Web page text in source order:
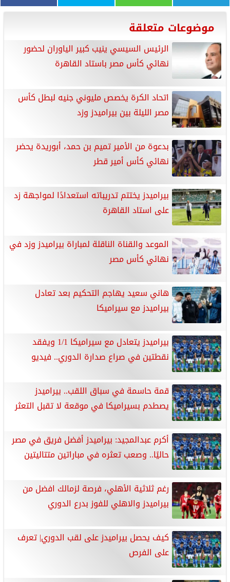
موضوعات متعلقة
الرئيس السيسي ينيب كبير الياوران لحضور
نهائي كأس مصر باستاد القاهرة
اتحاد الكرة يخصص مليوني جنيه لبطل كأس
مصر الليلة بين بيراميدز وزد
بدعوة من الأمير تميم بن حمد، أبوريدة يحضر
نهائي كأس أمير قطر
بيراميدز يختتم تدريباته استعدادًا لمواجهة زد
على استاد القاهرة
الموعد والقناة الناقلة لمباراة بيراميدز وزد في
نهائي كأس مصر
هاني سعيد يهاجم التحكيم بعد تعادل
بيراميدز مع سيراميكا
بيراميدز يتعادل مع سيراميكا 1/1 ويفقد
نقطتين في صراع صدارة الدوري.. فيديو
قمة حاسمة في سباق اللقب.. بيراميدز
يصطدم بسيراميكا في موقعة لا تقبل التعثر
أكرم عبدالمجيد: بيراميدز أفضل فريق في مصر
حاليًا.. وصعب تعثره في مباراتين متتاليتين
رغم ثلاثية الأهلي، فرصة لزمالك افضل من
بيراميدز والاهلي للفوز بدرع الدوري
كيف يحصل بيراميدز على لقب الدوري| تعرف
على الفرص